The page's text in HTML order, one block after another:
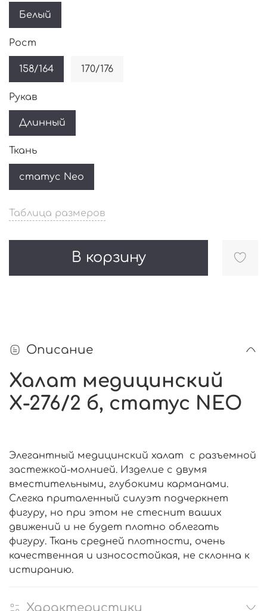
Таблица размеров
В корзину
Белый
Рост
158/164 170/176
Рукав
Длинный
Ткань
статус Neo
Описание
Халат медицинский
Х-276/2 б, статус NEO
Элегантный медицинский халат с разъемной
застежкой-молнией. Изделие с двумя
вместительными, глубокими карманами.
Слегка приталенный силуэт подчеркнет
фигуру, но при этом не стеснит ваших
движений и не будет плотно облегать
фигуру. Ткань средней плотности, очень
качественная и износостойкая, не склонна к
истиранию.
Характеристики